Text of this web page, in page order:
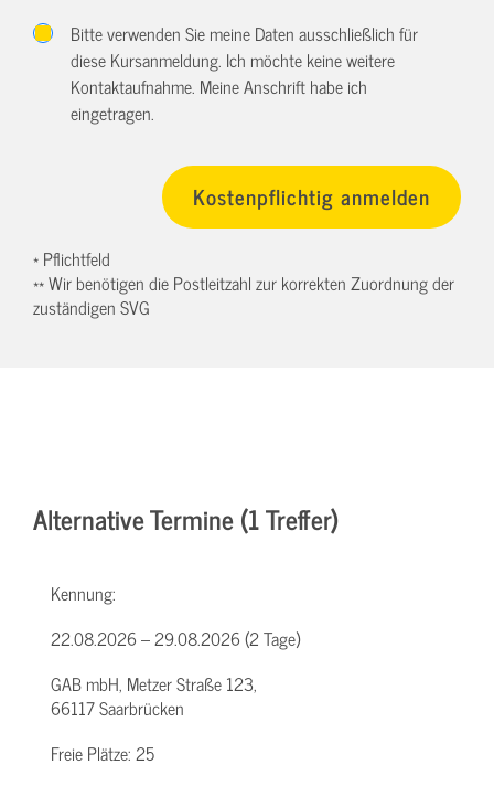
Bitte verwenden Sie meine Daten ausschließlich für
diese Kursanmeldung. Ich möchte keine weitere
Kontaktaufnahme. Meine Anschrift habe ich
eingetragen.
* Pflichtfeld
** Wir benötigen die Postleitzahl zur korrekten Zuordnung der
zuständigen SVG
Alternative Termine (1 Treffer)
Kennung:
22.08.2026 – 29.08.2026 (2 Tage)
GAB mbH, Metzer Straße 123,
66117 Saarbrücken
Freie Plätze:25